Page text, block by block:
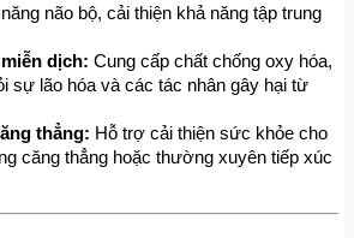
não bộ, cải thiện khả năng tập trung
dịch: Cung cấp chất chống oxy hóa,
sự lão hóa và các tác nhân gây hại từ
thẳng: Hỗ trợ cải thiện sức khỏe cho
căng thẳng hoặc thường xuyên tiếp xúc